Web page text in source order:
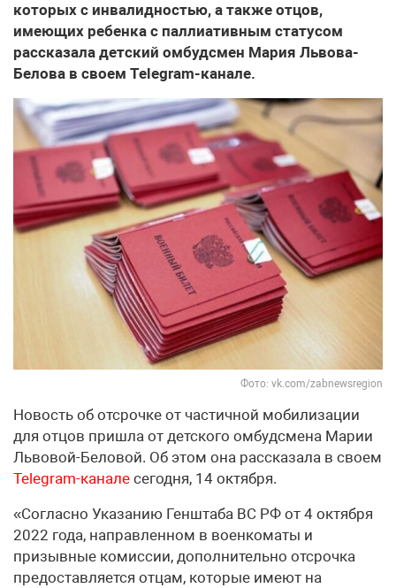
которых с инвалидностью, а также отцов,
имеющих ребенка с паллиативным статусом
рассказала детский омбудсмен Мария Львова-
Белова в своем Telegram-канале.
Фото: vk.com/zabnewsregion
Новость об отсрочке от частичной мобилизации
для отцов пришла от детского омбудсмена Марии
Львовой-Беловой. Об этом она рассказала в своем
Telegram-канале сегодня, 14 октября.
«Согласно Указанию Генштаба ВС РФ от 4 октября
2022 года, направленном в военкоматы и
призывные комиссии, дополнительно отсрочка
предоставляется отцам, которые имеют на